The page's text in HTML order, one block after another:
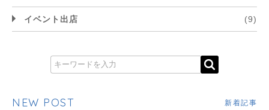
イベント出店 (9)
NEW POST 新着記事